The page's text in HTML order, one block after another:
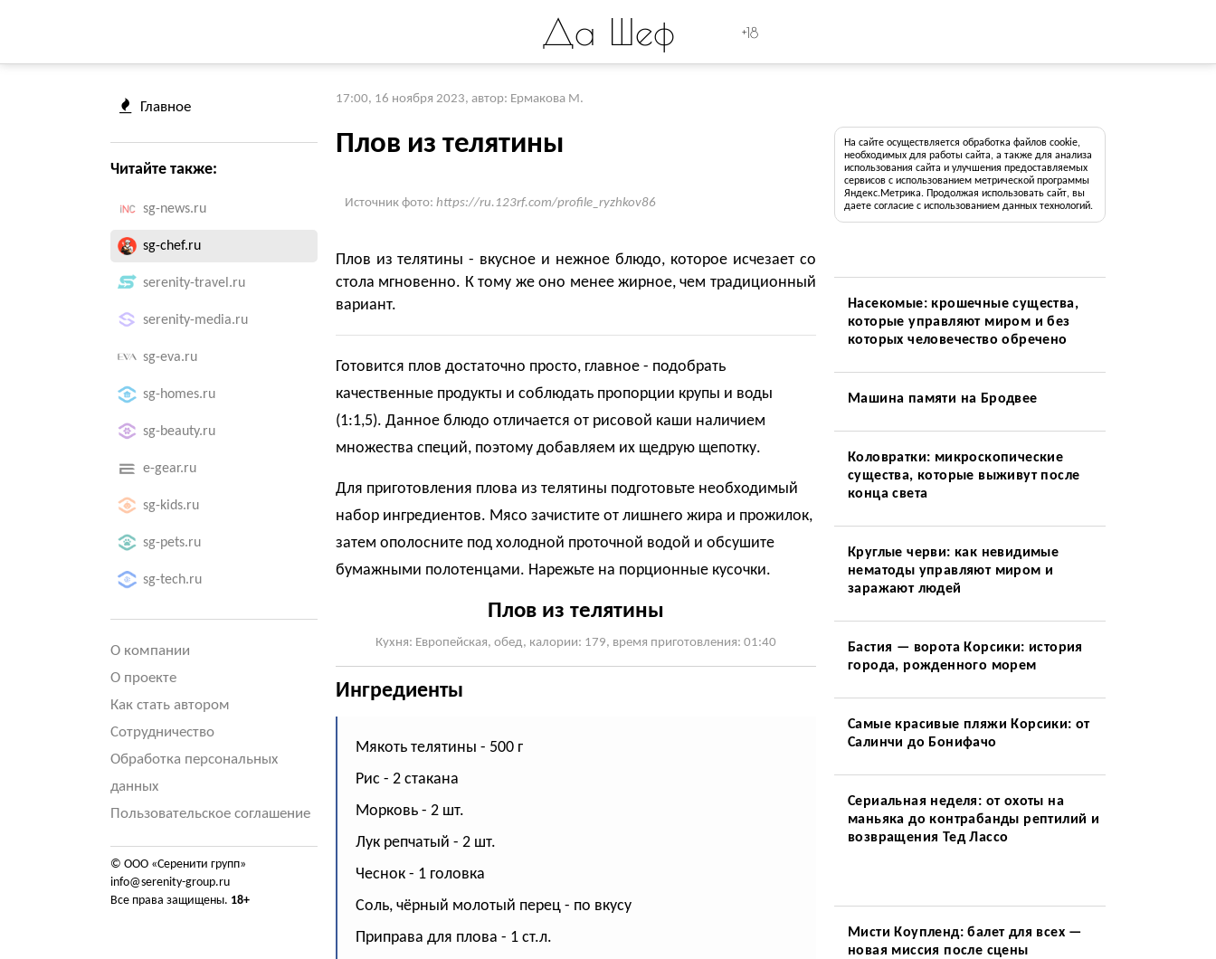
Да Шеф +18
Главное
Читайте также:
sg-news.ru
sg-chef.ru
serenity-travel.ru
serenity-media.ru
sg-eva.ru
sg-homes.ru
sg-beauty.ru
e-gear.ru
sg-kids.ru
sg-pets.ru
sg-tech.ru
О компании
О проекте
Как стать автором
Сотрудничество
Обработка персональных
данных
Пользовательское соглашение
© ООО «Серенити групп»
info@serenity-group.ru
Все права защищены. 18+
17:00, 16 ноября 2023, автор: Ермакова М.
Плов из телятины
Источник фото: https://ru.123rf.com/profile_ryzhkov86
Плов из телятины - вкусное и нежное блюдо, которое исчезает со
стола мгновенно. К тому же оно менее жирное, чем традиционный
вариант.
Готовится плов достаточно просто, главное - подобрать
качественные продукты и соблюдать пропорции крупы и воды
(1:1,5). Данное блюдо отличается от рисовой каши наличием
множества специй, поэтому добавляем их щедрую щепотку.
Для приготовления плова из телятины подготовьте необходимый
набор ингредиентов. Мясо зачистите от лишнего жира и прожилок,
затем ополосните под холодной проточной водой и обсушите
бумажными полотенцами. Нарежьте на порционные кусочки.
Плов из телятины
Кухня: Европейская, обед, калории: 179, время приготовления: 01:40
Ингредиенты
Мякоть телятины - 500 г
Рис - 2 стакана
Морковь - 2 шт.
Лук репчатый - 2 шт.
Чеснок - 1 головка
Соль, чёрный молотый перец - по вкусу
Приправа для плова - 1 ст.л.
На сайте осуществляется обработка файлов cookie,
необходимых для работы сайта, а также для анализа
использования сайта и улучшения предоставляемых
сервисов с использованием метрической программы
Яндекс.Метрика. Продолжая использовать сайт, вы
даете согласие с использованием данных технологий.
Насекомые: крошечные существа,
которые управляют миром и без
которых человечество обречено
Машина памяти на Бродвее
Коловратки: микроскопические
существа, которые выживут после
конца света
Круглые черви: как невидимые
нематоды управляют миром и
заражают людей
Бастия — ворота Корсики: история
города, рожденного морем
Самые красивые пляжи Корсики: от
Салинчи до Бонифачо
Сериальная неделя: от охоты на
маньяка до контрабанды рептилий и
возвращения Тед Лассо
Мисти Коупленд: балет для всех —
новая миссия после сцены